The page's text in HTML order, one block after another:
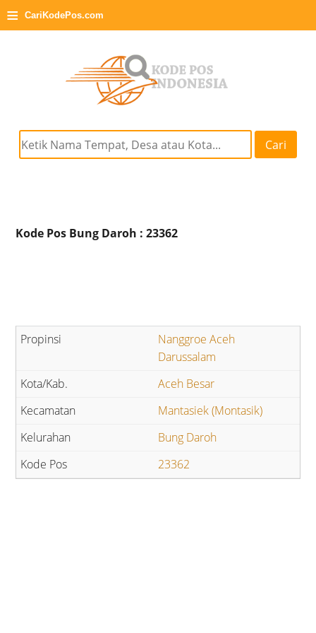
≡ CariKodePos.com
Cari
Kode Pos Bung Daroh : 23362
Nanggroe Aceh
Darussalam
Aceh Besar
Mantasiek (Montasik)
Bung Daroh
23362